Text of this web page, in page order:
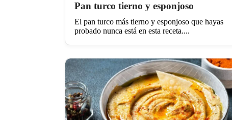
Pan turco tierno y esponjoso
El pan turco más tierno y esponjoso que hayas
probado nunca está en esta receta....